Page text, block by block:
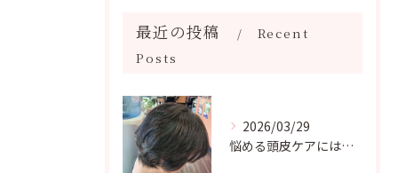
最近の投稿
Recent
Posts
2026/03/29
悩める頭皮ケアには弱酸性ヘアカラー